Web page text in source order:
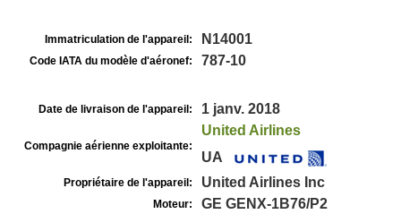
Immatriculation de l'appareil: N14001
Code IATA du modèle d'aéronef: 787-10
Date de livraison de l'appareil: 1 janv. 2018
Compagnie aérienne exploitante:
United Airlines
UA
Propriétaire de l'appareil: United Airlines Inc
Moteur: GE GENX-1B76/P2